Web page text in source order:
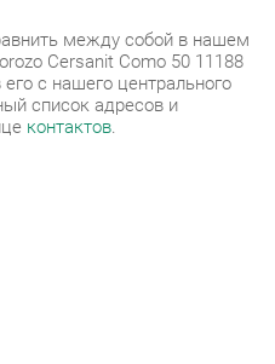
своим мнением.